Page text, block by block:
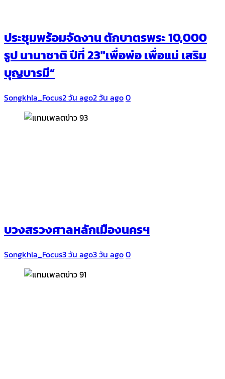
ประชุมพร้อมจัดงาน ตักบาตรพระ 10,000
รูป นานาชาติ ปีที่ 23″เพื่อพ่อ เพื่อแม่ เสริม
บุญบารมี”
Songkhla_Focus2 วัน ago2 วัน ago0
บวงสรวงศาลหลักเมืองนครฯ
Songkhla_Focus3 วัน ago3 วัน ago0